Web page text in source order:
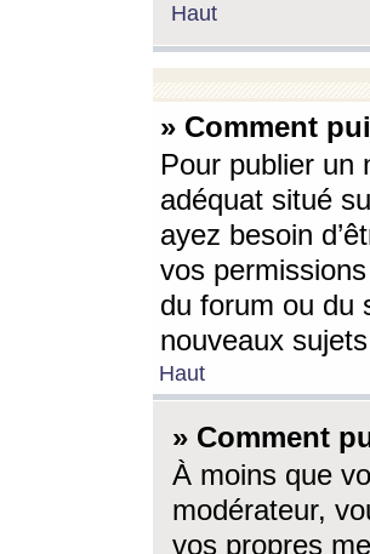
Haut
» Comment
Pour publier un
adéquat situé
ayez besoin
vos
du forum ou du
nouveaux
Haut
» Comment
À moins que
modérateur,
vos propres